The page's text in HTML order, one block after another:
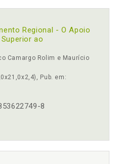
Regional - O Apoio
ao
Camargo Rolim e Maurício
Pub. em:
8